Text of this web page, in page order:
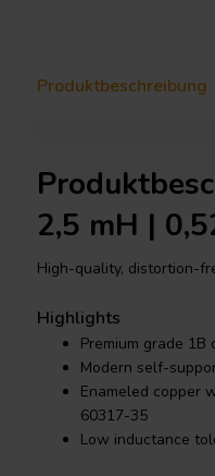
Produktbeschreibung
2,5 mH |
High-quality, distortion-
Highlights
Premium grade
Modern self-
Enameled copper
60317-35
Low inductance